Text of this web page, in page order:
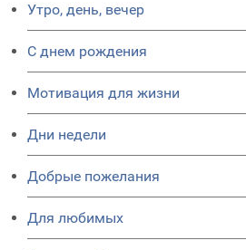
Утро, день, вечер
C днем рождения
Мотивация для жизни
Дни недели
Добрые пожелания
Для любимых